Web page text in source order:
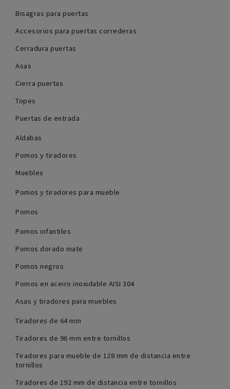
Bisagras para puertas
Accesorios para puertas correderas
Cerradura puertas
Asas
Cierra puertas
Topes
Puertas de entrada
Aldabas
Pomos y tiradores
Muebles
Pomos y tiradores para mueble
Pomos
Pomos infantiles
Pomos dorado mate
Pomos negros
Pomos en aceiro inoxidable AISI 304
Asas y tiradores para muebles
Tiradores de 64 mm
Tiradores de 96 mm entre tornillos
Tiradores para mueble de 128 mm de distancia entre
tornillos
Tiradores de 192 mm de distancia entre tornillos